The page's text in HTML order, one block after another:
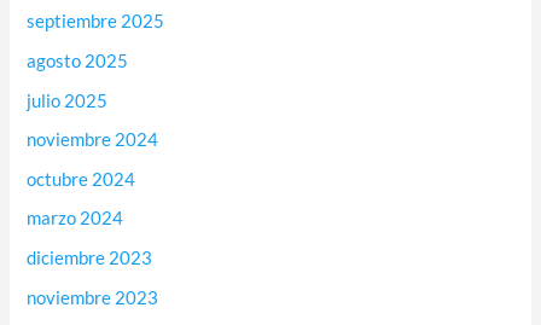
septiembre 2025
agosto 2025
julio 2025
noviembre 2024
octubre 2024
marzo 2024
diciembre 2023
noviembre 2023